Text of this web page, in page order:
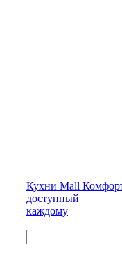
Кухни Mall
доступный
каждому